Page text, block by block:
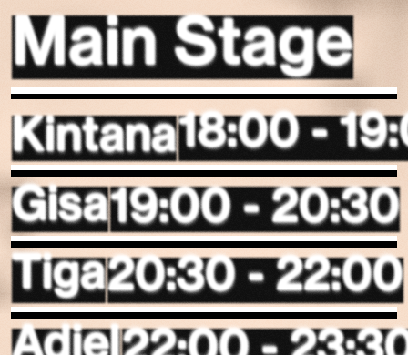
Main Stage
Kintana18:00 -
Gisa19:00 - 20:30
Tiga20:30 - 22:00
Adiel